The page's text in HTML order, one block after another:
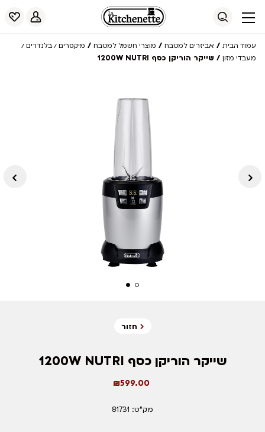
עמוד הבית / אביזרים למטבח / מוצרי חשמל למטבח / מיקסרים / בלנדרים /
מעבדי מזון / שייקר הוריקן כסף 1200W NUTRI
חזור
שייקר הוריקן כסף 1200W NUTRI
599.00
₪
מק"ט: 81731